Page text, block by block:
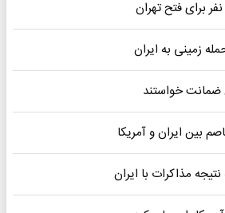
زمینی به ایران
ضمانت خواستند
بین ایران و آمریکا
مذاکرات با ایران